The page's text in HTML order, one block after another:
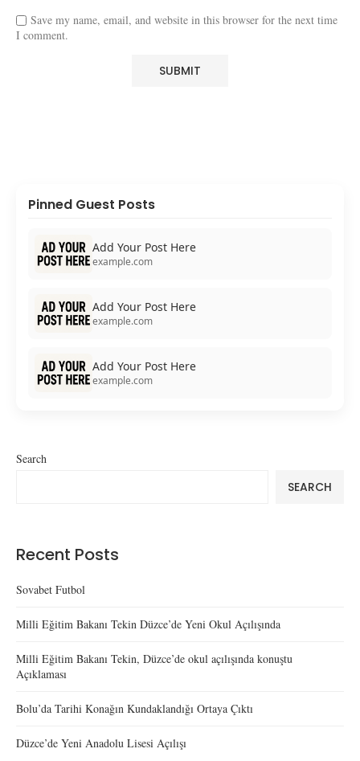
Save my name, email, and website in this browser for the next time
I comment.
Pinned Guest Posts
Add Your Post Here
example.com
Add Your Post Here
example.com
Add Your Post Here
example.com
Search
SEARCH
Recent Posts
Sovabet Futbol
Milli Eğitim Bakanı Tekin Düzce’de Yeni Okul Açılışında
Milli Eğitim Bakanı Tekin, Düzce’de okul açılışında konuştu
Açıklaması
Bolu’da Tarihi Konağın Kundaklandığı Ortaya Çıktı
Düzce’de Yeni Anadolu Lisesi Açılışı